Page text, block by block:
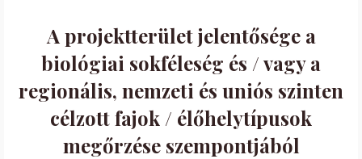
A projektterület jelentősége a
biológiai sokféleség és / vagy a
regionális, nemzeti és uniós szinten
célzott fajok / élőhelytípusok
megőrzése szempontjából